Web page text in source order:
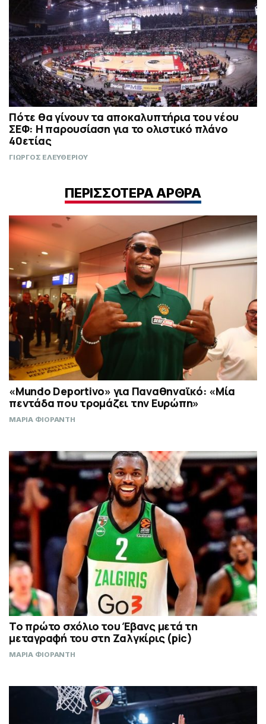
Πότε θα γίνουν τα αποκαλυπτήρια του νέου
ΣΕΦ: Η παρουσίαση για το ολιστικό πλάνο
40ετίας
ΓΙΩΡΓΟΣ ΕΛΕΥΘΕΡΙΟΥ
ΠΕΡΙΣΣΟΤΕΡΑ ΑΡΘΡΑ
«Mundo Deportivo» για Παναθηναϊκό: «Μία
πεντάδα που τρομάζει την Ευρώπη»
ΜΑΡΙΑ ΦΙΟΡΑΝΤΗ
Το πρώτο σχόλιο του Έβανς μετά τη
μεταγραφή του στη Ζαλγκίρις (pic)
ΜΑΡΙΑ ΦΙΟΡΑΝΤΗ